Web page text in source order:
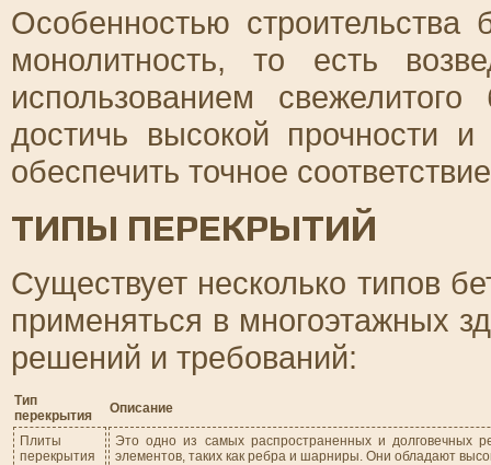
Особенностью строительства
монолитность, то есть
использованием
достичь высокой прочности
обеспечить точное
ТИПЫ ПЕРЕКРЫТИЙ
Существует несколько типов
применяться в многоэтажных
решений и требований:
Тип
перекрытия
Описание
Плиты
перекрытия
Это одно из самых распространенных и долговечных
элементов, таких как ребра и шарниры. Они обладают